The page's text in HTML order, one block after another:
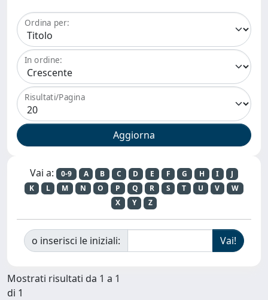
Ordina per:
In ordine:
Risultati/Pagina
Vai a: 0-9 A B C D E F G H I
J
K
L M N O P Q R S T U V
W
X
Y Z
o inserisci le iniziali:
Mostrati risultati da 1 a 1
di 1